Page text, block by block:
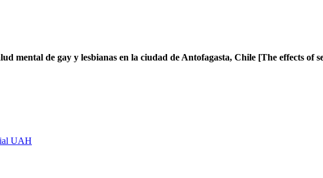
mental de gay y lesbianas en la ciudad de Antofagasta, Chile [The effects
UAH